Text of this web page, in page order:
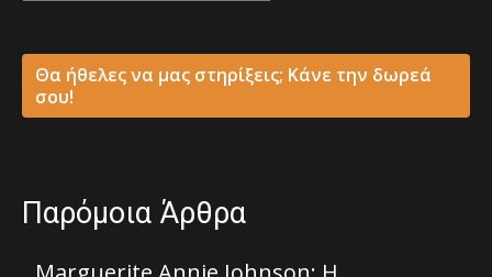
Θα ήθελες να μας στηρίξεις; Κάνε την δωρεά
σου!
Παρόμοια Άρθρα